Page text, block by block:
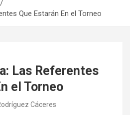
Que Estarán En el Torneo
Las Referentes
el Torneo
Cáceres